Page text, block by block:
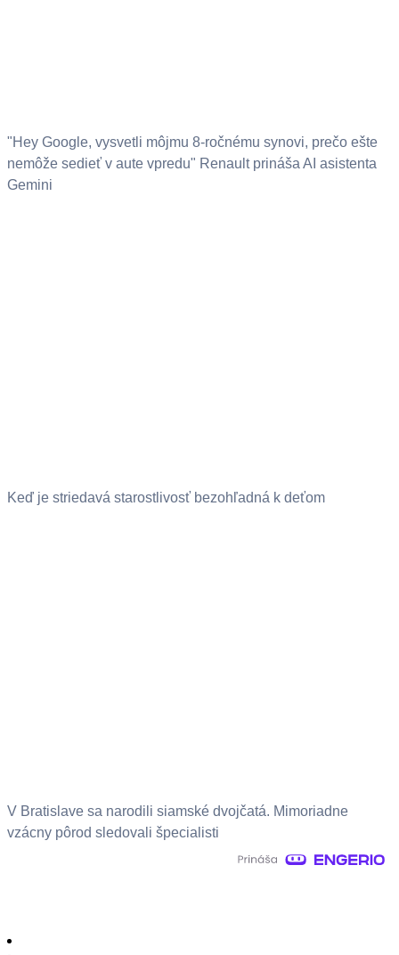
"Hey Google, vysvetli môjmu 8-ročnému synovi, prečo ešte
nemôže sedieť v aute vpredu" Renault prináša AI asistenta
Gemini
Keď je striedavá starostlivosť bezohľadná k deťom
V Bratislave sa narodili siamské dvojčatá. Mimoriadne
vzácny pôrod sledovali špecialisti